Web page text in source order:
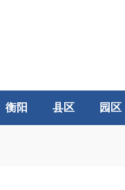
衡阳 县区 园区